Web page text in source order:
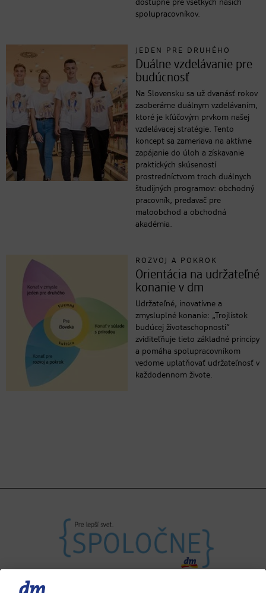
dostupné pre všetkých našich
spolupracovníkov.
JEDEN PRE DRUHÉHO
Duálne vzdelávanie pre
budúcnosť
Na Slovensku sa už dvanásť rokov
zaoberáme duálnym vzdelávaním,
ktoré je kľúčovým prvkom našej
vzdelávacej stratégie. Tento
koncept sa zameriava na aktívne
zapájanie do úloh a získavanie
praktických skúseností
prostredníctvom troch duálnych
študijných programov: obchodný
pracovník, predavač pre
maloobchod a obchodná
akadémia.
ROZVOJ A POKROK
Orientácia na udržateľné
konanie v dm
Udržateľné, inovatívne a
zmysluplné konanie: „Trojlístok
budúcej životaschopnosti“
zviditeľňuje tieto základné princípy
a pomáha spolupracovníkom
vedome uplatňovať udržateľnosť v
každodennom živote.